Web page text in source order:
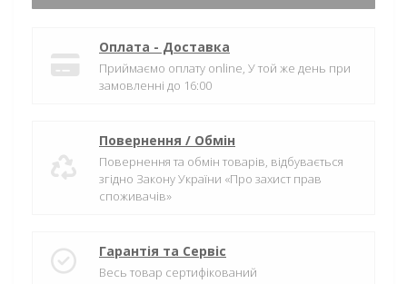
Оплата - Доставка
Приймаємо оплату online, У той же день при
замовленні до 16:00
Повернення / Обмін
Повернення та обмін товарів, відбувається
згідно Закону України «Про захист прав
споживачів»
Гарантія та Сервіс
Весь товар сертифікований